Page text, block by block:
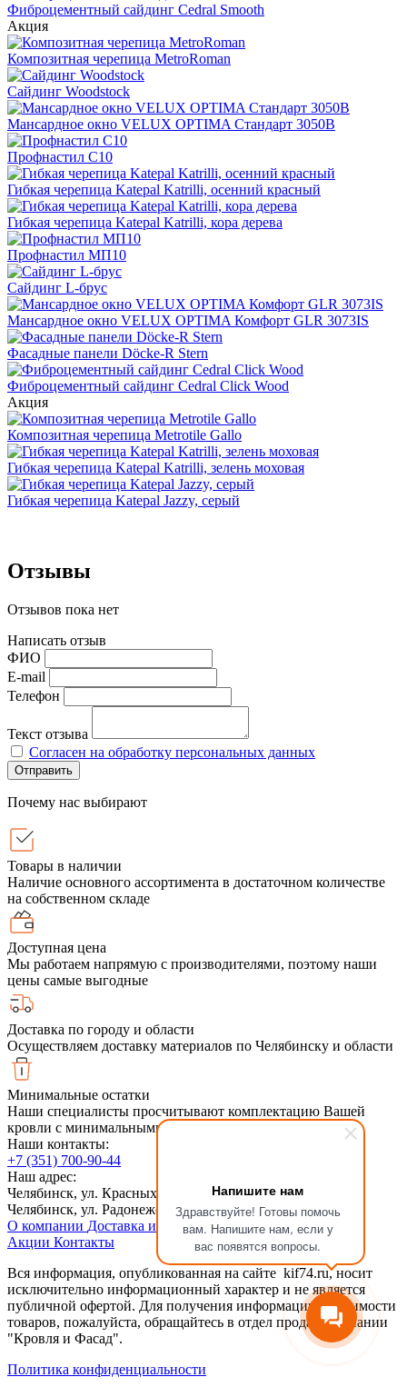
Напишите нам
Здравствуйте! Готовы помочь
вам. Напишите нам, если у
вас появятся вопросы.
Фиброцементный сайдинг Cedral Smooth
Акция
Композитная черепица MetroRoman
Cайдинг Woodstock
Мансардное окно VELUX OPTIMA Стандарт 3050B
Профнастил С10
Гибкая черепица Katepal Katrilli, осенний красный
Гибкая черепица Katepal Katrilli, кора дерева
Профнастил МП10
Сайдинг L-брус
Мансардное окно VELUX OPTIMA Комфорт GLR 3073IS
Фасадные панели Döcke-R Stern
Фиброцементный сайдинг Cedral Click Wood
Акция
Композитная черепица Metrotile Gallo
Гибкая черепица Katepal Katrilli, зелень моховая
Гибкая черепица Katepal Jazzy, серый
Отзывы
Отзывов пока нет
Написать отзыв
ФИО
E-mail
Телефон
Текст отзыва
Согласен на обработку персональных данных
Отправить
Почему нас выбирают
Товары в наличии
Наличие основного ассортимента в достаточном количестве
на собственном складе
Доступная цена
Мы работаем напрямую с производителями, поэтому наши
цены самые выгодные
Доставка по городу и области
Осуществляем доставку материалов по Челябинску и области
Минимальные остатки
Наши специалисты просчитывают комплектацию Вашей
кровли с минимальными обрезками
Наши контакты:
+7 (351) 700-90-44
Наш адрес:
Челябинск, ул. Красных Командиров 6, 2й этаж
Челябинск, ул. Радонежская, 6Ас1
О компании Доставка и оплата Сотрудничество Статьи
Акции Контакты
Вся информация, опубликованная на сайте kif74.ru, носит
исключительно информационный характер и не является
публичной офертой. Для получения информации о стоимости
товаров, пожалуйста, обращайтесь в отдел продаж компании
"Кровля и Фасад".
Политика конфиденциальности